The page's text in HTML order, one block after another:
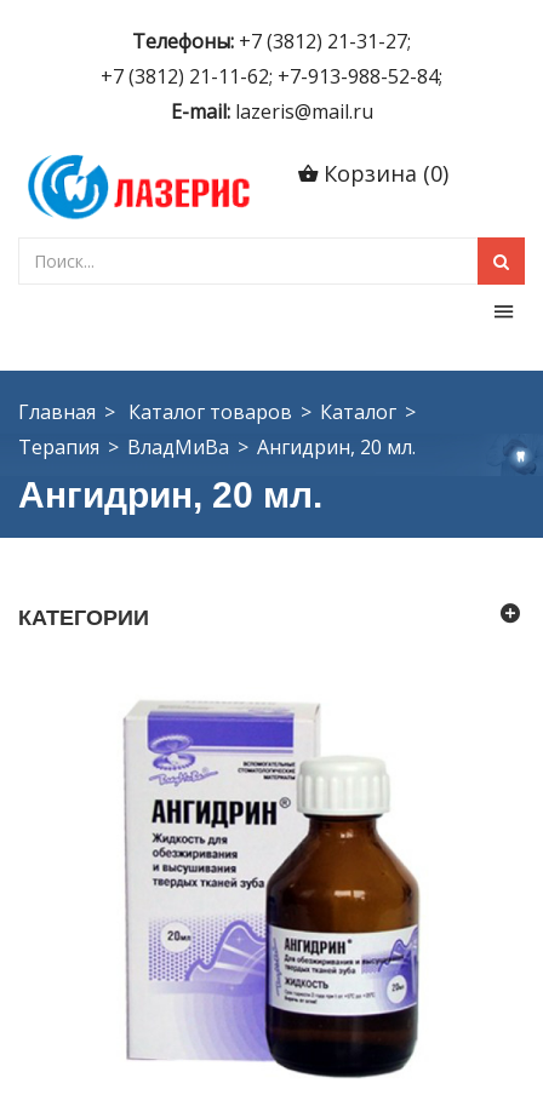
Телефоны: +7 (3812) 21-31-27;
+7 (3812) 21-11-62; +7-913-988-52-84;
E-mail:lazeris@mail.ru
Корзина (0)
Главная Каталог товаров
Каталог
Терапия
ВладМиВа Ангидрин, 20 мл.
Ангидрин, 20 мл.
КАТЕГОРИИ